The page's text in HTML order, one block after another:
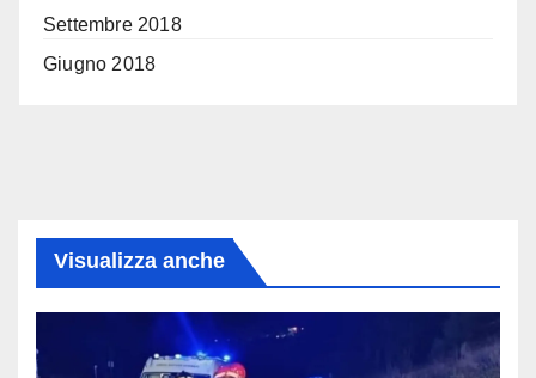
Settembre 2018
Giugno 2018
Visualizza anche